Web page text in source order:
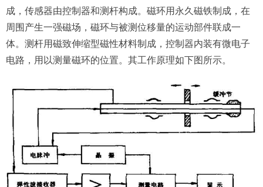
成，传感器由控制器和测杆构成。磁环用永久磁铁制成，在
周围产生一强磁场，磁环与被测位移量的运动部件联成一
体。测杆用磁致伸缩型磁性材料制成，控制器内装有微电子
电路，用以测量磁环的位置。其工作原理如下图所示。